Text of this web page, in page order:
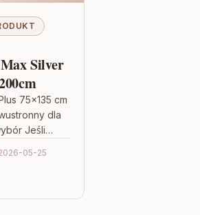
Silver
75×135 cm
dla
Jeśli
05-25